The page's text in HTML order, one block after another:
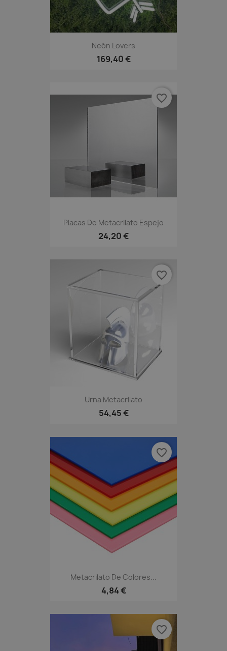
Neón Lovers
169,40 €
Placas De Metacrilato Espejo
24,20 €
favorite_border
Urna Metacrilato
54,45 €
favorite_border
Metacrilato De Colores...
4,84 €
favorite_border
favorite_border